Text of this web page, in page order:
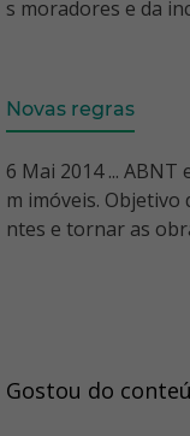
s moradores e da
Novas regras
6 Mai 2014 ...
m imóveis.
ntes e tornar as
Gostou do